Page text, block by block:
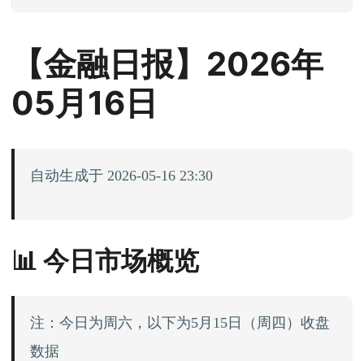
【金融日报】2026年
05月16日
自动生成于 2026-05-16 23:30
📊 今日市场概览
注：今日为周六，以下为5月15日（周四）收盘
数据